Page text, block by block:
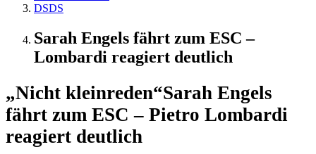
DSDS
Sarah Engels fährt zum ESC –
Lombardi reagiert deutlich
„Nicht kleinreden“Sarah Engels
fährt zum ESC – Pietro Lombardi
reagiert deutlich